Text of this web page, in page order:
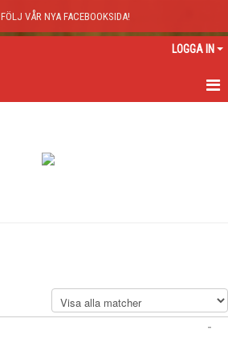
FÖLJ VÅR NYA FACEBOOKSIDA!
LOGGA IN
-